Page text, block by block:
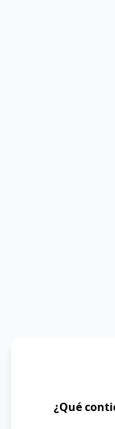
¿Qué